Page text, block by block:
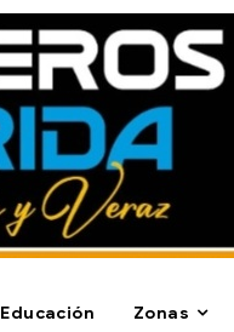
Educación Zonas